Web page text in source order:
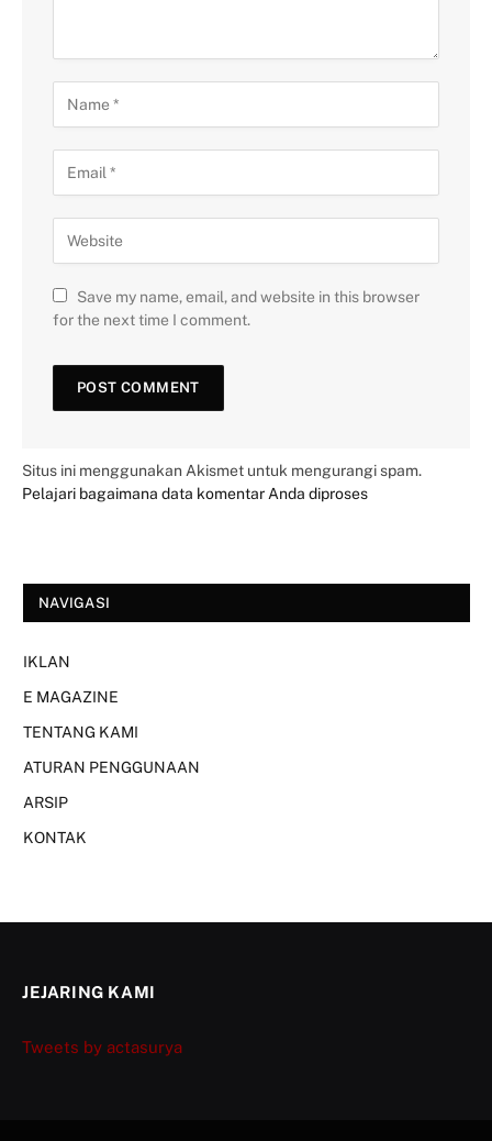
Save my name, email, and website in this browser
for the next time I comment.
Situs ini menggunakan Akismet untuk mengurangi spam.
Pelajari bagaimana data komentar Anda diproses
NAVIGASI
IKLAN
E MAGAZINE
TENTANG KAMI
ATURAN PENGGUNAAN
ARSIP
KONTAK
JEJARING KAMI
Tweets by actasurya